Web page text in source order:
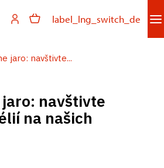
label_lng_switch_de
jaro: navštivte...
navštivte
na našich